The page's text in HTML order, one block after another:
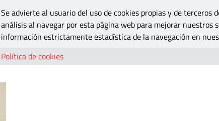
Se advierte al usuario del uso de cookies propias y de terceros
análisis al navegar por esta página web para mejorar nuestros
información estrictamente estadística de la navegación en
Política de cookies